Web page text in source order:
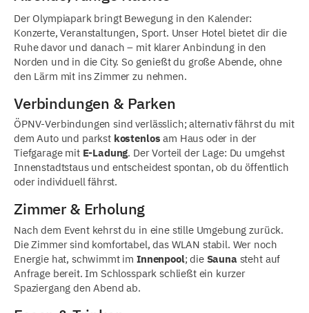
Der Olympiapark bringt Bewegung in den Kalender:
Konzerte, Veranstaltungen, Sport. Unser Hotel bietet dir die
Ruhe davor und danach – mit klarer Anbindung in den
Norden und in die City. So genießt du große Abende, ohne
den Lärm mit ins Zimmer zu nehmen.
Verbindungen & Parken
ÖPNV-Verbindungen sind verlässlich; alternativ fährst du mit
dem Auto und parkst kostenlos am Haus oder in der
Tiefgarage mit E-Ladung. Der Vorteil der Lage: Du umgehst
Innenstadtstaus und entscheidest spontan, ob du öffentlich
oder individuell fährst.
Zimmer & Erholung
Nach dem Event kehrst du in eine stille Umgebung zurück.
Die Zimmer sind komfortabel, das WLAN stabil. Wer noch
Energie hat, schwimmt im Innenpool; die Sauna steht auf
Anfrage bereit. Im Schlosspark schließt ein kurzer
Spaziergang den Abend ab.